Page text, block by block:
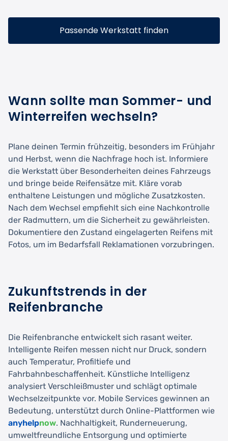
Passende Werkstatt finden
Wann sollte man Sommer- und
Winterreifen wechseln?
Plane deinen Termin frühzeitig, besonders im Frühjahr
und Herbst, wenn die Nachfrage hoch ist. Informiere
die Werkstatt über Besonderheiten deines Fahrzeugs
und bringe beide Reifensätze mit. Kläre vorab
enthaltene Leistungen und mögliche Zusatzkosten.
Nach dem Wechsel empfiehlt sich eine Nachkontrolle
der Radmuttern, um die Sicherheit zu gewährleisten.
Dokumentiere den Zustand eingelagerten Reifens mit
Fotos, um im Bedarfsfall Reklamationen vorzubringen.
Zukunftstrends in der
Reifenbranche
Die Reifenbranche entwickelt sich rasant weiter.
Intelligente Reifen messen nicht nur Druck, sondern
auch Temperatur, Profiltiefe und
Fahrbahnbeschaffenheit. Künstliche Intelligenz
analysiert Verschleißmuster und schlägt optimale
Wechselzeitpunkte vor. Mobile Services gewinnen an
Bedeutung, unterstützt durch Online-Plattformen wie
anyhelpnow. Nachhaltigkeit, Runderneuerung,
umweltfreundliche Entsorgung und optimierte